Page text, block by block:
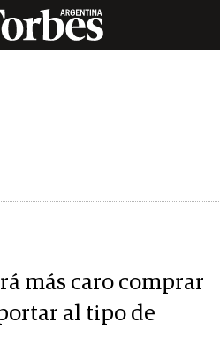
más caro comprar
al tipo de